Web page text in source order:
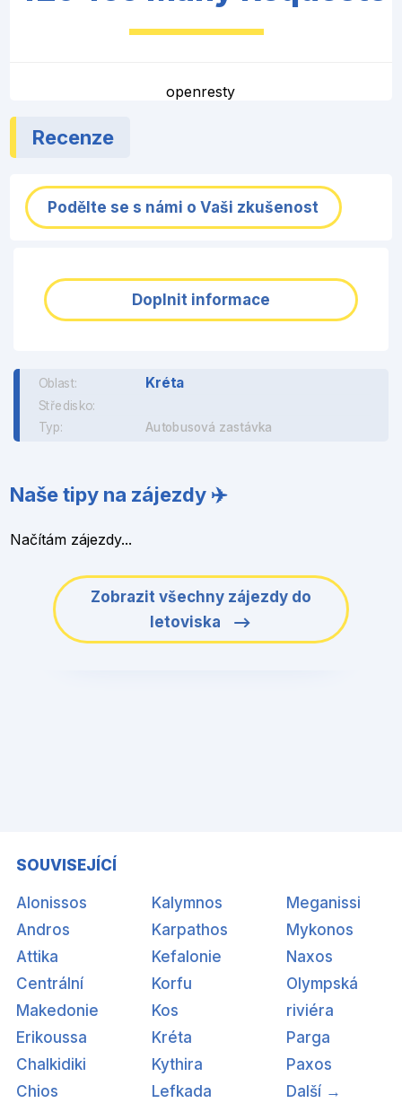
openresty
Recenze
Podělte se s námi o Vaši zkušenost
Doplnit informace
Oblast: Kréta
Středisko:
Typ: Autobusová zastávka
Naše tipy na zájezdy ✈️
Načítám zájezdy...
Zobrazit všechny zájezdy do
letoviska
SOUVISEJÍCÍ
Alonissos
Andros
Attika
Centrální
Makedonie
Erikoussa
Chalkidiki
Chios
Kalymnos
Karpathos
Kefalonie
Korfu
Kos
Kréta
Kythira
Lefkada
Meganissi
Mykonos
Naxos
Olympská
riviéra
Parga
Paxos
Další →